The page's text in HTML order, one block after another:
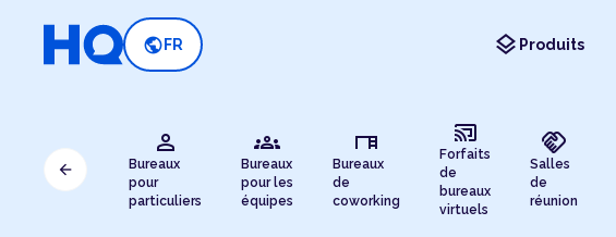
public FR layers Produits
person
Bureaux
pour
particuliers
groups
Bureaux
pour les
équipes
desk
Bureaux
de
coworking
cast_connected
Forfaits
de
bureaux
virtuels
handshake
Salles
de
réunion
arrow_back